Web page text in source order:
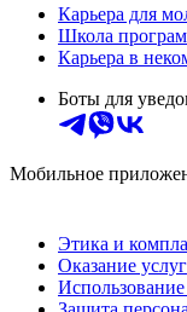
Карьера для
Школа
Карьера в
Боты для
Мобильное
Этика и
Оказание услуг
Использование